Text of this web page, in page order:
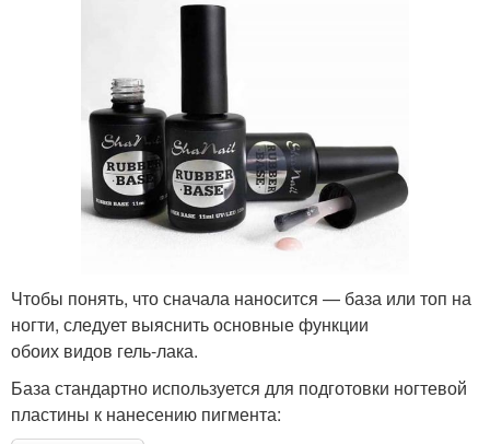
Чтобы понять, что сначала наносится — база или топ на
ногти, следует выяснить основные функции
обоих видов гель-лака.
База стандартно используется для подготовки ногтевой
пластины к нанесению пигмента: